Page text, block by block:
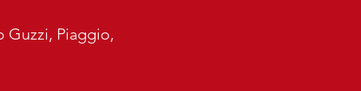
Guzzi, Piaggio,